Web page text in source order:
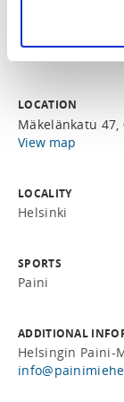
Fr 15.5.2026 at
LOCATION
Mäkelänkatu
View map
LOCALITY
Helsinki
SPORTS
Paini
ADDITIONAL
Helsingin Paini-